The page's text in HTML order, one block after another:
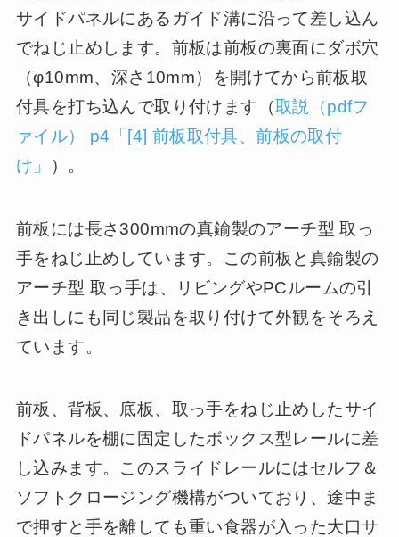
サイドパネルにあるガイド溝に沿って差し込ん
でねじ止めします。前板は前板の裏面にダボ穴
（φ10mm、深さ10mm）を開けてから前板取
付具を打ち込んで取り付けます（取説（pdfフ
ァイル） p4「[4] 前板取付具、前板の取付
け」
）。
前板には長さ300mmの真鍮製のアーチ型 取っ
手をねじ止めしています。この前板と真鍮製の
アーチ型 取っ手は、リビングやPCルームの引
き出しにも同じ製品を取り付けて外観をそろえ
ています。
前板、背板、底板、取っ手をねじ止めしたサイ
ドパネルを棚に固定したボックス型レールに差
し込みます。このスライドレールにはセルフ＆
ソフトクロージング機構がついており、途中ま
で押すと手を離しても重い食器が入った大口サ